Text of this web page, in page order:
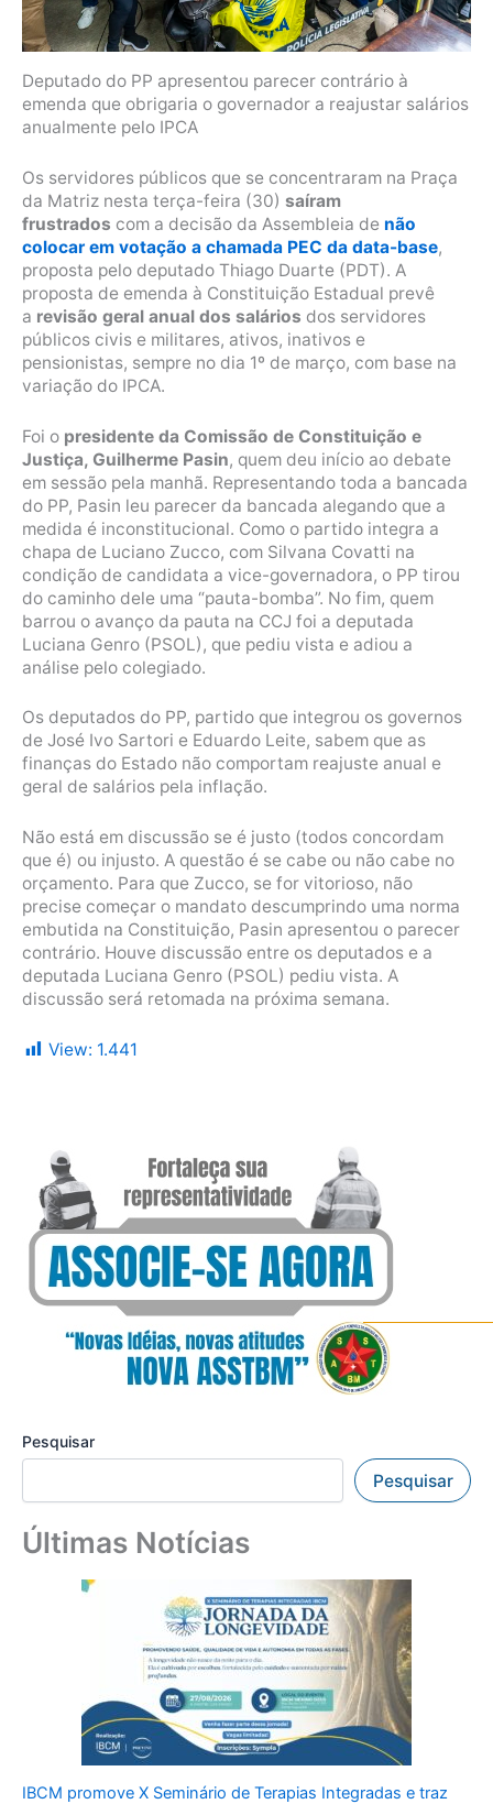
Deputado do PP apresentou parecer contrário à
emenda que obrigaria o governador a reajustar salários
anualmente pelo IPCA
Os servidores públicos que se concentraram na Praça
da Matriz nesta terça-feira (30) saíram
frustrados com a decisão da Assembleia de não
colocar em votação a chamada PEC da data-base,
proposta pelo deputado Thiago Duarte (PDT). A
proposta de emenda à Constituição Estadual prevê
a revisão geral anual dos salários dos servidores
públicos civis e militares, ativos, inativos e
pensionistas, sempre no dia 1º de março, com base na
variação do IPCA.
Foi o presidente da Comissão de Constituição e
Justiça, Guilherme Pasin, quem deu início ao debate
em sessão pela manhã. Representando toda a bancada
do PP, Pasin leu parecer da bancada alegando que a
medida é inconstitucional. Como o partido integra a
chapa de Luciano Zucco, com Silvana Covatti na
condição de candidata a vice-governadora, o PP tirou
do caminho dele uma “pauta-bomba”. No fim, quem
barrou o avanço da pauta na CCJ foi a deputada
Luciana Genro (PSOL), que pediu vista e adiou a
análise pelo colegiado.
Os deputados do PP, partido que integrou os governos
de José Ivo Sartori e Eduardo Leite, sabem que as
finanças do Estado não comportam reajuste anual e
geral de salários pela inflação.
Não está em discussão se é justo (todos concordam
que é) ou injusto. A questão é se cabe ou não cabe no
orçamento. Para que Zucco, se for vitorioso, não
precise começar o mandato descumprindo uma norma
embutida na Constituição, Pasin apresentou o parecer
contrário. Houve discussão entre os deputados e a
deputada Luciana Genro (PSOL) pediu vista. A
discussão será retomada na próxima semana.
View: 1.441
Pesquisar
Pesquisar
Últimas Notícias
IBCM promove X Seminário de Terapias Integradas e traz